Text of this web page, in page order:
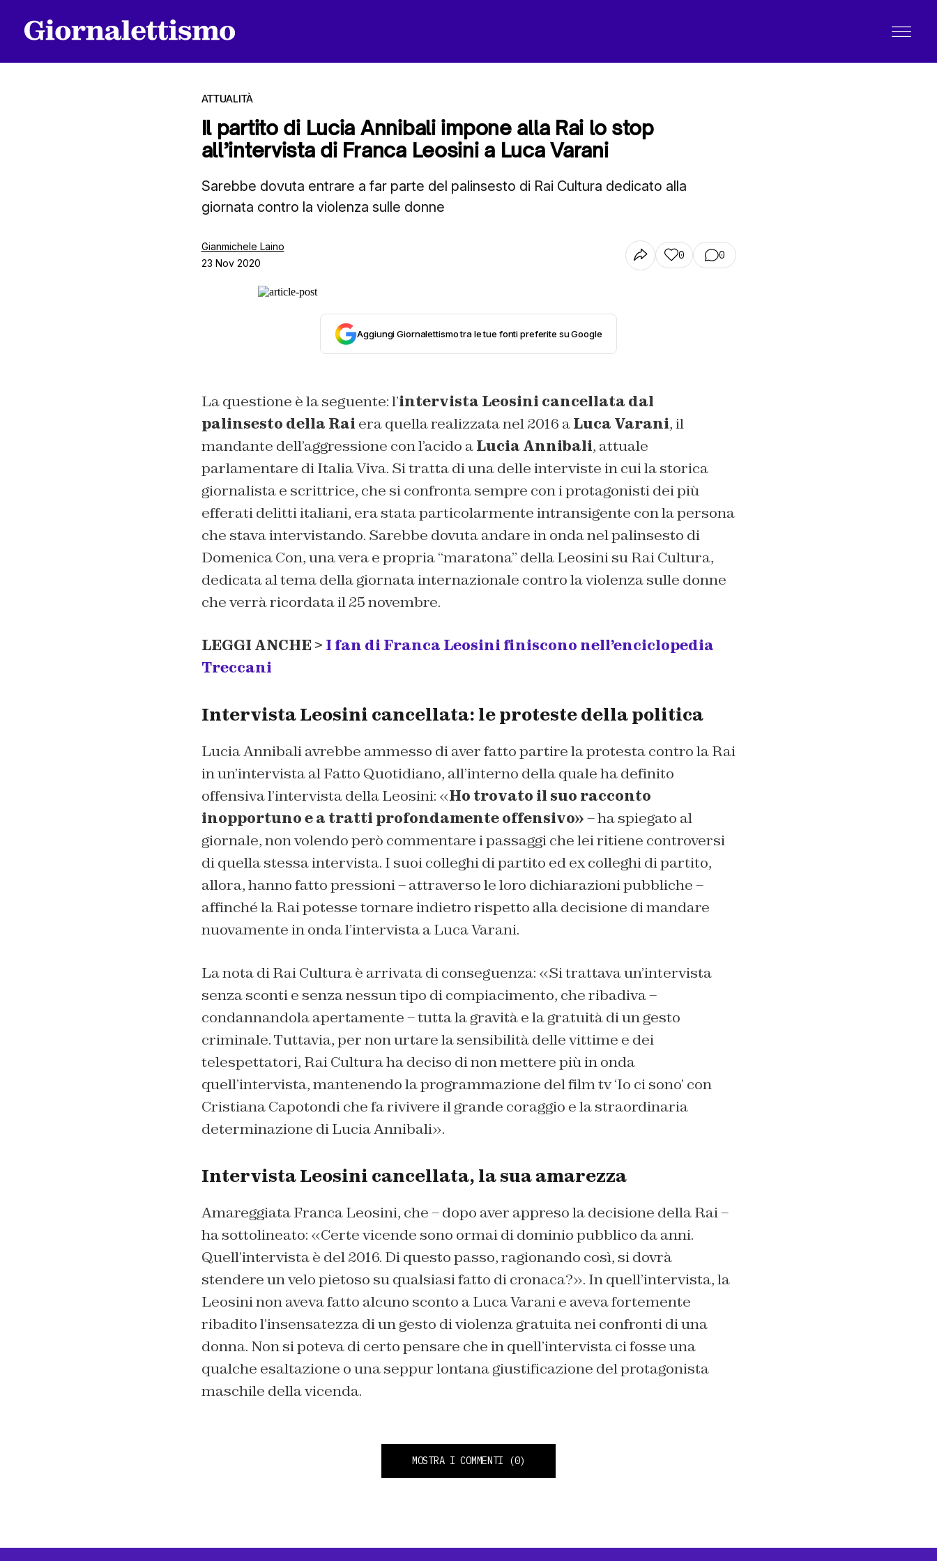
ATTUALITÀ
Il partito di Lucia Annibali impone alla Rai lo stop
all’intervista di Franca Leosini a Luca Varani
Sarebbe dovuta entrare a far parte del palinsesto di Rai Cultura dedicato alla
giornata contro la violenza sulle donne
Gianmichele Laino
23 Nov 2020
0 0
Aggiungi Giornalettismo tra le tue fonti preferite su Google
La questione è la seguente: l’intervista Leosini cancellata dal
palinsesto della Rai era quella realizzata nel 2016 aLuca Varani, il
mandante dell’aggressione con l’acido aLucia Annibali, attuale
parlamentare di Italia Viva. Si tratta di una delle interviste in cui la storica
giornalista e scrittrice, che si confronta sempre con i protagonisti dei più
efferati delitti italiani, era stata particolarmente intransigente con la persona
che stava intervistando. Sarebbe dovuta andare in onda nel palinsesto di
Domenica Con, una vera e propria “maratona” della Leosini su Rai Cultura,
dedicata al tema della giornata internazionale contro la violenza sulle donne
che verrà ricordata il 25 novembre.
LEGGI ANCHE > I fan di Franca Leosini finiscono nell’enciclopedia
Treccani
Intervista Leosini cancellata: le proteste della politica
Lucia Annibali avrebbe ammesso di aver fatto partire la protesta contro la Rai
in un’intervista al Fatto Quotidiano, all’interno della quale ha definito
offensiva l’intervista della Leosini: «Ho trovato il suo racconto
inopportuno e a tratti profondamente offensivo»– ha spiegato al
giornale, non volendo però commentare i passaggi che lei ritiene controversi
di quella stessa intervista. I suoi colleghi di partito ed ex colleghi di partito,
allora, hanno fatto pressioni – attraverso le loro dichiarazioni pubbliche –
affinché la Rai potesse tornare indietro rispetto alla decisione di mandare
nuovamente in onda l’intervista a Luca Varani.
La nota di Rai Cultura è arrivata di conseguenza: «Si trattava un’intervista
senza sconti e senza nessun tipo di compiacimento, che ribadiva –
condannandola apertamente – tutta la gravità e la gratuità di un gesto
criminale. Tuttavia, per non urtare la sensibilità delle vittime e dei
telespettatori, Rai Cultura ha deciso di non mettere più in onda
quell’intervista, mantenendo la programmazione del film tv ‘Io ci sono’ con
Cristiana Capotondi che fa rivivere il grande coraggio e la straordinaria
determinazione di Lucia Annibali».
Intervista Leosini cancellata, la sua amarezza
Amareggiata Franca Leosini, che – dopo aver appreso la decisione della Rai –
ha sottolineato: «Certe vicende sono ormai di dominio pubblico da anni.
Quell’intervista è del 2016. Di questo passo, ragionando così, si dovrà
stendere un velo pietoso su qualsiasi fatto di cronaca?». In quell’intervista, la
Leosini non aveva fatto alcuno sconto a Luca Varani e aveva fortemente
ribadito l’insensatezza di un gesto di violenza gratuita nei confronti di una
donna. Non si poteva di certo pensare che in quell’intervista ci fosse una
qualche esaltazione o una seppur lontana giustificazione del protagonista
maschile della vicenda.
MOSTRA I COMMENTI (0)